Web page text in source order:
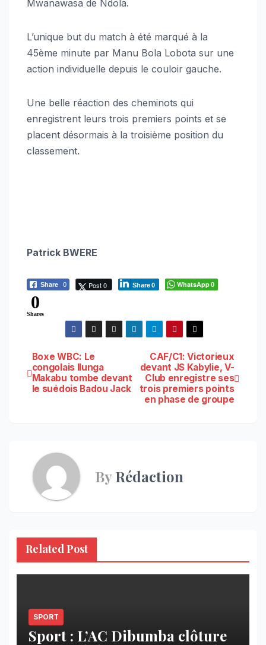
Mwanawasa de Ndola.
L’unique but du match à été marqué à la
45ème minute par Manu Bola Lobota sur une
action individuelle depuis le couloir gauche.
Une belle réaction des cheminots qui
enregistrent leurs trois premiers points et se
placent désormais à la troisième position du
classement.
Patrick BWERE
Share 0 Post 0 Share0 WhatsApp0
0
Shares
Navigation
de
CAF/C1: Victorieux
devant JS Kabylie, V-
Club enregistre ses
trois premiers points
en phase de groupe
Boxe WBC: Le
congolais Ilunga
Makabu tombe devant
le suédois Badou Jack
ByRédaction
Related Post
SPORT
Sport : L’AC Dibumba clôture